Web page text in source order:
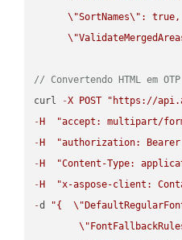
\"SortNames\" :
\"
// Convertendo HTML em OTP
curl
-X POST
"https://
- H
"accept: multipart/
- H
"authorization: Bearer
- H
"Content-Type:
- H
"x-aspose-client:
-d "{ \"
\"